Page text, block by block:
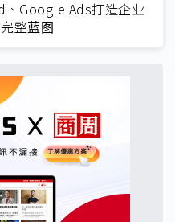
Google Ads打造企业
整蓝图